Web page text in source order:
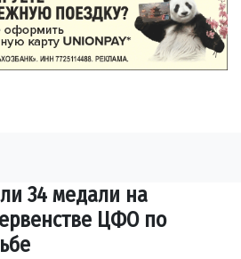
34 медали на
ЦФО по